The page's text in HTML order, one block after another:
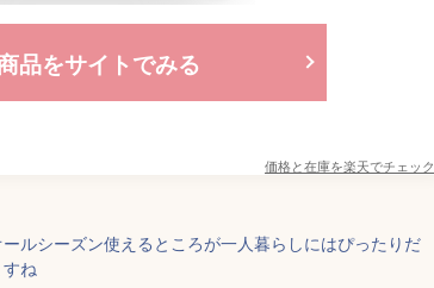
品をサイトでみる
価格と在庫を楽天でチェック
ルシーズン使えるところが一人暮らしにはぴったりだ
ね